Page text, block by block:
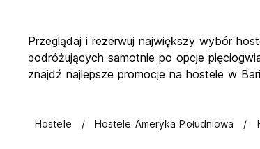
Przeglądaj i rezerwuj największy wybór
podróżujących samotnie po opcje
znajdź najlepsze promocje na hostele w
Hostele Hostele Ameryka Południowa